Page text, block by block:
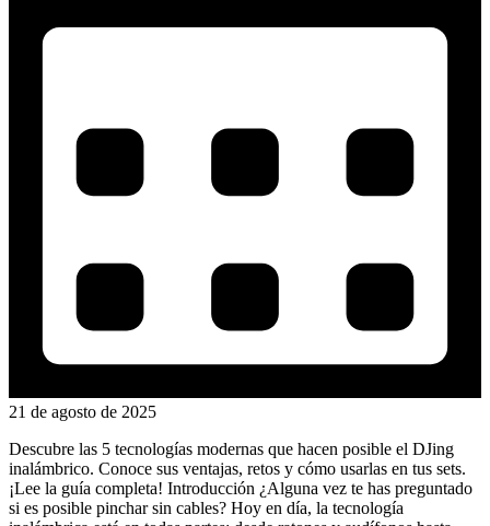
21 de agosto de 2025
Descubre las 5 tecnologías modernas que hacen posible el DJing
inalámbrico. Conoce sus ventajas, retos y cómo usarlas en tus sets.
¡Lee la guía completa! Introducción ¿Alguna vez te has preguntado
si es posible pinchar sin cables? Hoy en día, la tecnología